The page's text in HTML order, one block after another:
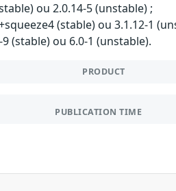
ou 2.0.14-5 (unstable) ;
(stable) ou 3.1.12-1
(stable) ou 6.0-1 (unstable).
PRODUCT
PUBLICATION TIME